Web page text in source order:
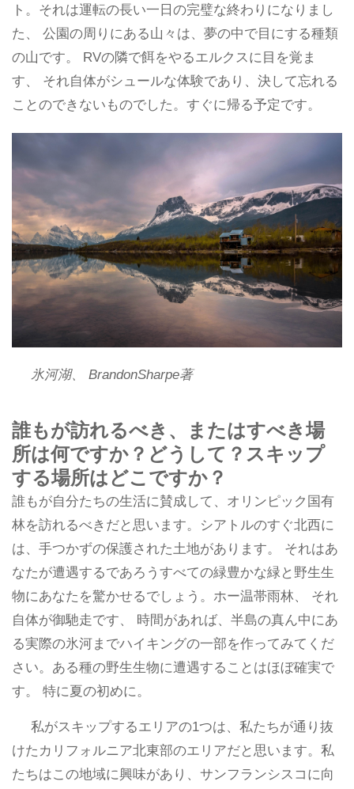
ト。それは運転の長い一日の完璧な終わりになりまし
た、 公園の周りにある山々は、夢の中で目にする種類
の山です。 RVの隣で餌をやるエルクスに目を覚ま
す、 それ自体がシュールな体験であり、決して忘れる
ことのできないものでした。すぐに帰る予定です。
氷河湖、 BrandonSharpe著
誰もが訪れるべき、またはすべき場
所は何ですか？どうして？スキップ
する場所はどこですか？
誰もが自分たちの生活に賛成して、オリンピック国有
林を訪れるべきだと思います。シアトルのすぐ北西に
は、手つかずの保護された土地があります。 それはあ
なたが遭遇するであろうすべての緑豊かな緑と野生生
物にあなたを驚かせるでしょう。ホー温帯雨林、 それ
自体が御馳走です、 時間があれば、半島の真ん中にあ
る実際の氷河までハイキングの一部を作ってみてくだ
さい。ある種の野生生物に遭遇することはほぼ確実で
す。 特に夏の初めに。
私がスキップするエリアの1つは、私たちが通り抜
けたカリフォルニア北東部のエリアだと思います。私
たちはこの地域に興味があり、サンフランシスコに向